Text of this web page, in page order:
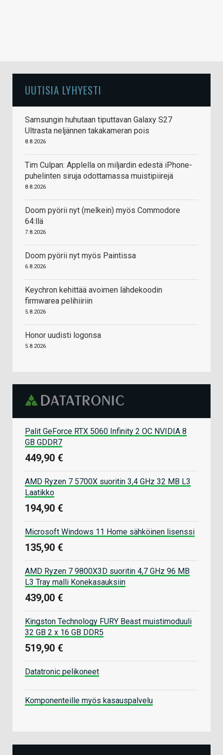
UUTISIA LYHYESTI
Samsungin huhutaan tiputtavan Galaxy S27
Ultrasta neljännen takakameran pois
8.8.2026
Tim Culpan: Applella on miljardin edestä iPhone-
puhelinten siruja odottamassa muistipiirejä
8.8.2026
Doom pyörii nyt (melkein) myös Commodore
64:llä
7.8.2026
Doom pyörii nyt myös Paintissa
6.8.2026
Keychron kehittää avoimen lähdekoodin
firmwarea pelihiiriin
5.8.2026
Honor uudisti logonsa
5.8.2026
Palit GeForce RTX 5060 Infinity 2 OC NVIDIA 8
GB GDDR7
449,90 €
AMD Ryzen 7 5700X suoritin 3,4 GHz 32 MB L3
Laatikko
194,90 €
Microsoft Windows 11 Home sähköinen lisenssi
135,90 €
AMD Ryzen 7 9800X3D suoritin 4,7 GHz 96 MB
L3 Tray malli Konekasauksiin
439,00 €
Kingston Technology FURY Beast muistimoduuli
32 GB 2 x 16 GB DDR5
519,90 €
Datatronic pelikoneet
Komponenteille myös kasauspalvelu